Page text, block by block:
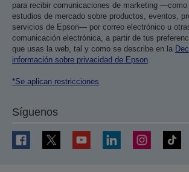
para recibir comunicaciones de marketing
estudios de mercado sobre productos, eventos,
servicios de Epson— por correo electrónico u
comunicación electrónica, a partir de tus
que usas la web, tal y como se describe en la
información sobre privacidad de Epson.
*Se aplican restricciones
Síguenos